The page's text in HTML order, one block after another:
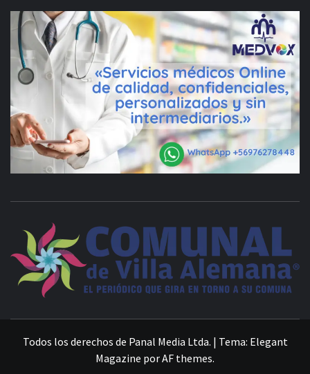
Todos los derechos de Panal Media Ltda. | Tema: Elegant
Magazine porAF themes.